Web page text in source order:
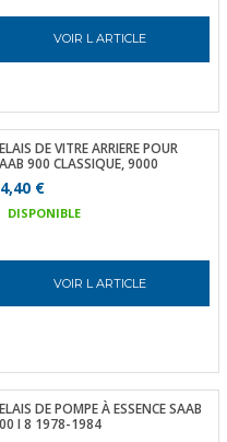
VOIR L ARTICLE
DE VITRE ARRIERE POUR
900 CLASSIQUE, 9000
€
DISPONIBLE
VOIR L ARTICLE
DE POMPE À ESSENCE SAAB
I 8 1978-1984